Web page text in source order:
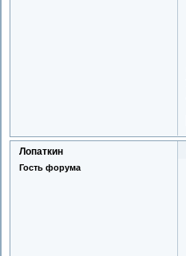
Лопаткин
Гость форума